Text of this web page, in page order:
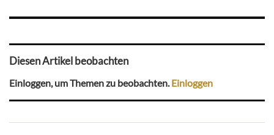
Diesen Artikel beobachten
Einloggen, um Themen zu beobachten.Einloggen